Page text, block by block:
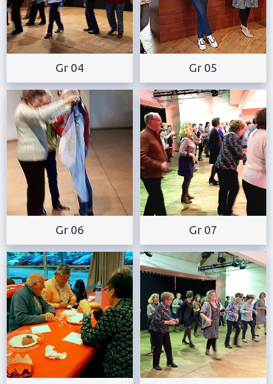
Gr 04 Gr 05
Gr 06 Gr 07